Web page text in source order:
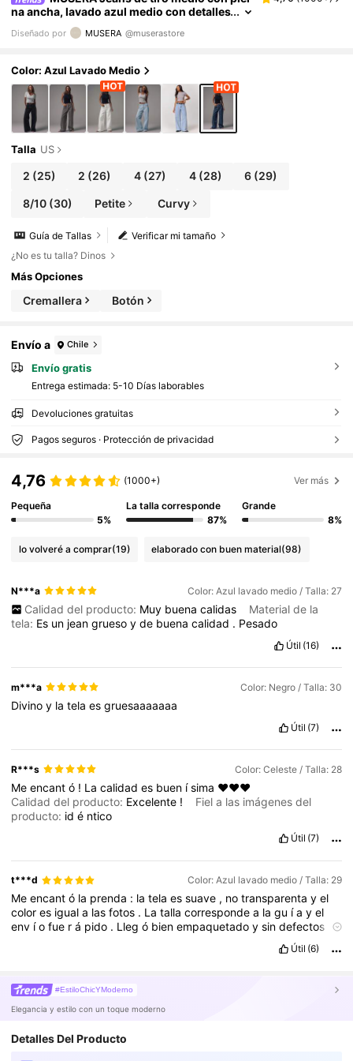
na ancha, lavado azul medio con detalles
de botones plateados, de tiro medio, cas
uales, para salir de noche en invierno, volver
Diseñado por MUSERA @muserastore
Color: Azul Lavado Medio
Talla US
2 (25) 2 (26) 4(27) 4(28) 6 (29)
8/10(30) Petite Curvy
Verificar mi tamaño
Guía de Tallas
¿No es tu talla? Dinos
Más Opciones
Cremallera Botón
Envío a Chile
Envío gratis
Entrega estimada: 5-10 Días laborables
Devoluciones gratuitas
Pagos seguros · Protección de privacidad
4,76 (1000+) Ver más
Pequeña
5%
La talla corresponde
87%
Grande
8%
lo volveré a comprar(19) elaborado con buen material(98)
N***a Color: Azul lavado medio / Talla: 27
Calidad del producto: Muy buena calidas
Material de la
tela: Es un jeangruesoyde buenacalidad . Pesado
Útil (16)
m***a Color: Negro / Talla: 30
Divinoy latelaesgruesaaaaaaa
Útil (7)
R***s Color: Celeste / Talla: 28
Meencantó ! Lacalidades buen ísima ❤️❤️❤️
Calidad del producto: Excelente !
Fiel a las imágenes del
producto: idé ntico
Útil (7)
t***d Color: Azul lavado medio / Talla: 29
Meencantó la prenda : latelaessuave , notransparentayel
colores iguala lasfotos . Latallacorrespondea lagu íayel
env íofue rá pido . Llegó bienempaquetadoysindefectos
a
ocasionescasuales.
Útil (6)
#EstiloChicYModerno
Elegancia y estilo con un toque moderno
Detalles Del Producto